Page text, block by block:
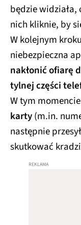
będzie widziała,
nich kliknie, by
W kolejnym
niebezpieczna
nakłonić ofiarę
tylnej części
W tym
karty(m.in.
następnie
skutkować